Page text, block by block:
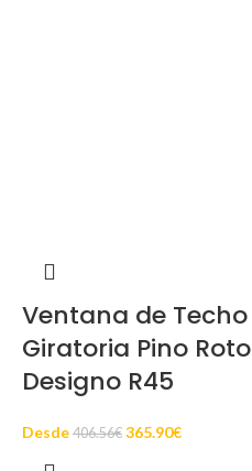
Ventana de Techo
Giratoria Pino Roto
Designo R45
Desde 406.56€ 365.90€